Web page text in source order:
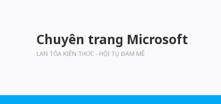
Chuyên trang Microsoft
LAN TỎA KIẾN THỨC - HỘI TỤ ĐAM MÊ